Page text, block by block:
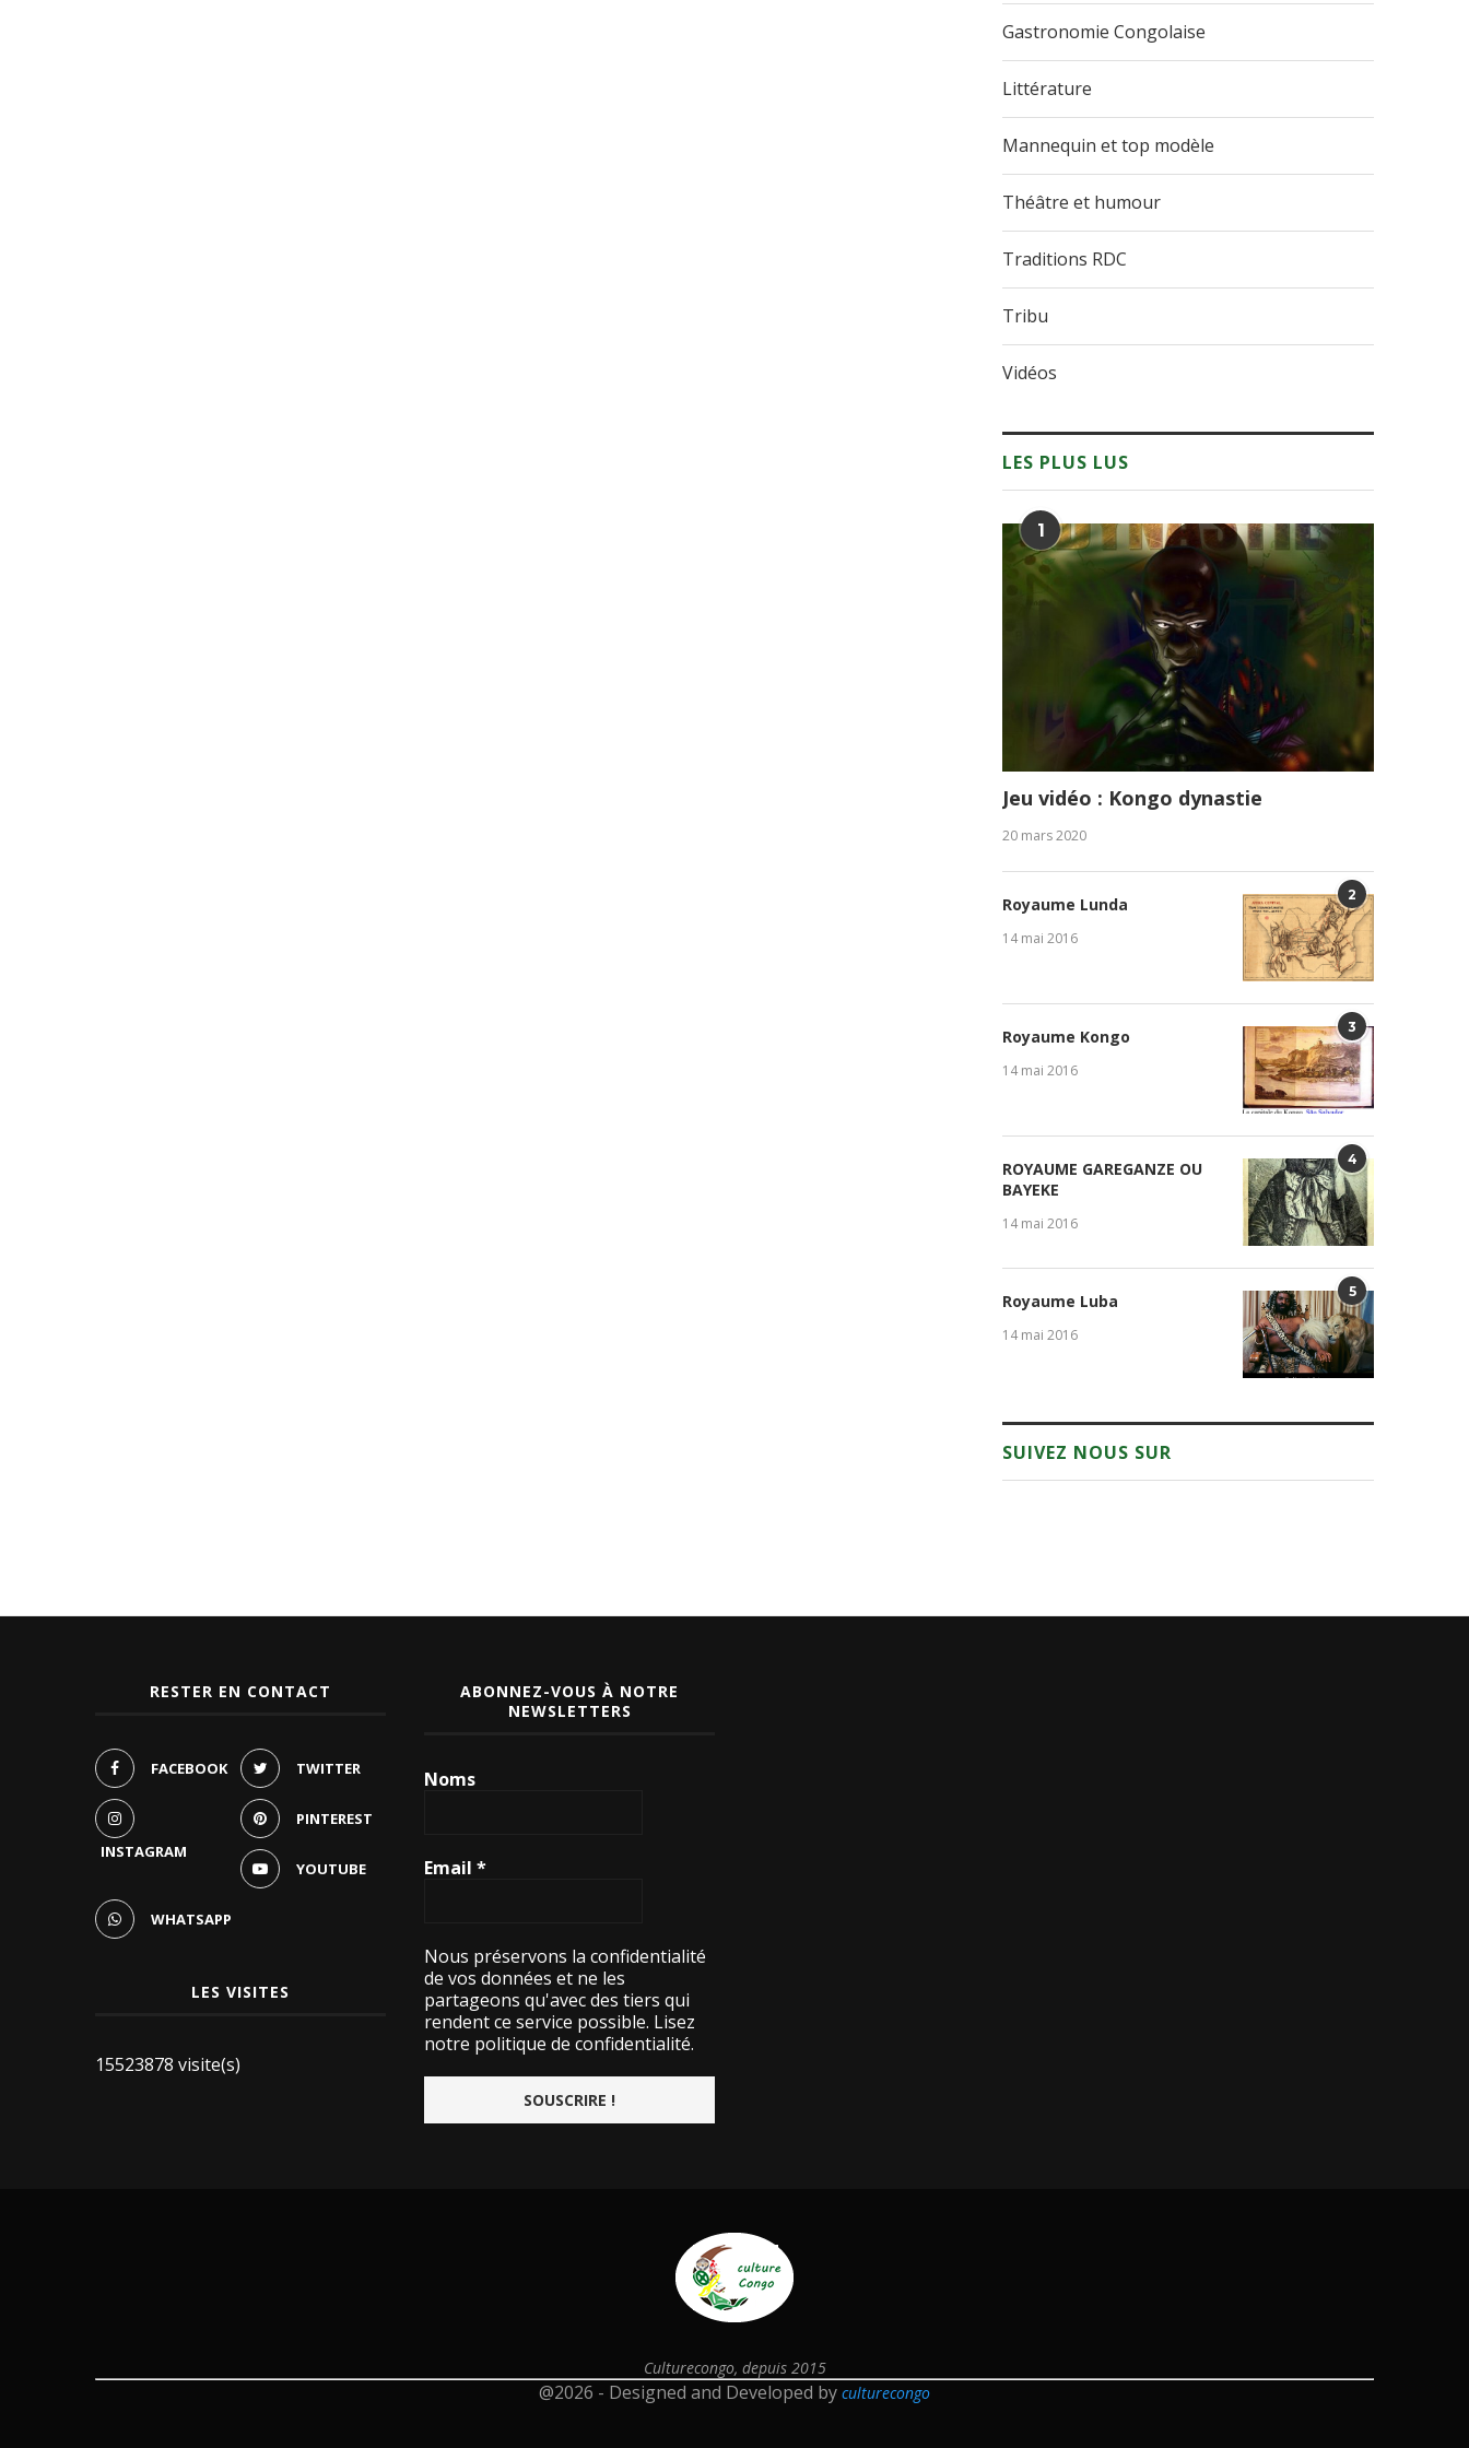
Gastronomie Congolaise
Littérature
Mannequin et top modèle
Théâtre et humour
Traditions RDC
Tribu
Vidéos
LES PLUS LUS
1
Jeu vidéo : Kongo dynastie
20 mars 2020
2
Royaume Lunda
14 mai 2016
3
Royaume Kongo
14 mai 2016
4
ROYAUME GAREGANZE OU
BAYEKE
14 mai 2016
5
Royaume Luba
14 mai 2016
SUIVEZ NOUS SUR
RESTER EN CONTACT
FACEBOOK TWITTER
INSTAGRAM
PINTEREST
YOUTUBE
WHATSAPP
LES VISITES
15523878 visite(s)
ABONNEZ-VOUS À NOTRE
NEWSLETTERS
Noms
Email*
Nous préservons la confidentialité
de vos données et ne les
partageons qu'avec des tiers qui
rendent ce service possible. Lisez
notre politique de confidentialité.
Culturecongo, depuis 2015
@2026 - Designed and Developed by culturecongo